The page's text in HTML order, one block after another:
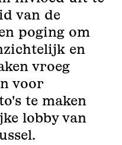
van de
poging om
en
vroeg
voor
te maken
lobby van